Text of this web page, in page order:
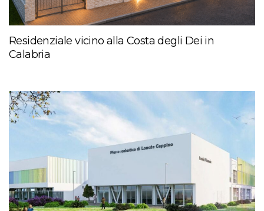
Residenziale vicino alla Costa degli Dei in
Calabria